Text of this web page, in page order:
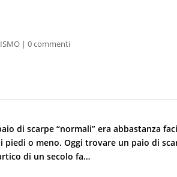
| 0 commenti
di scarpe “normali” era abbastanza
piedi o meno. Oggi trovare un paio di
di un secolo fa…